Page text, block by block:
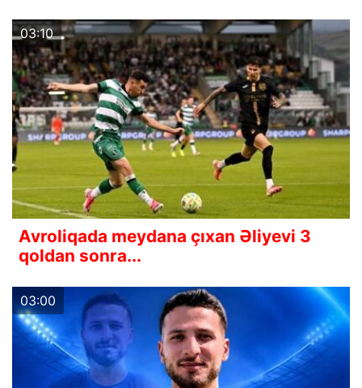
03:10
Avroliqada meydana çıxan Əliyevi 3
qoldan sonra...
03:00